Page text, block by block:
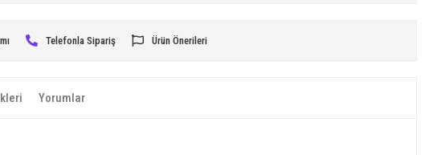
Telefonla Sipariş Ürün Önerileri
Yorumlar